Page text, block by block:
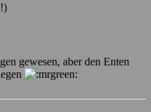
gewesen, aber den Enten